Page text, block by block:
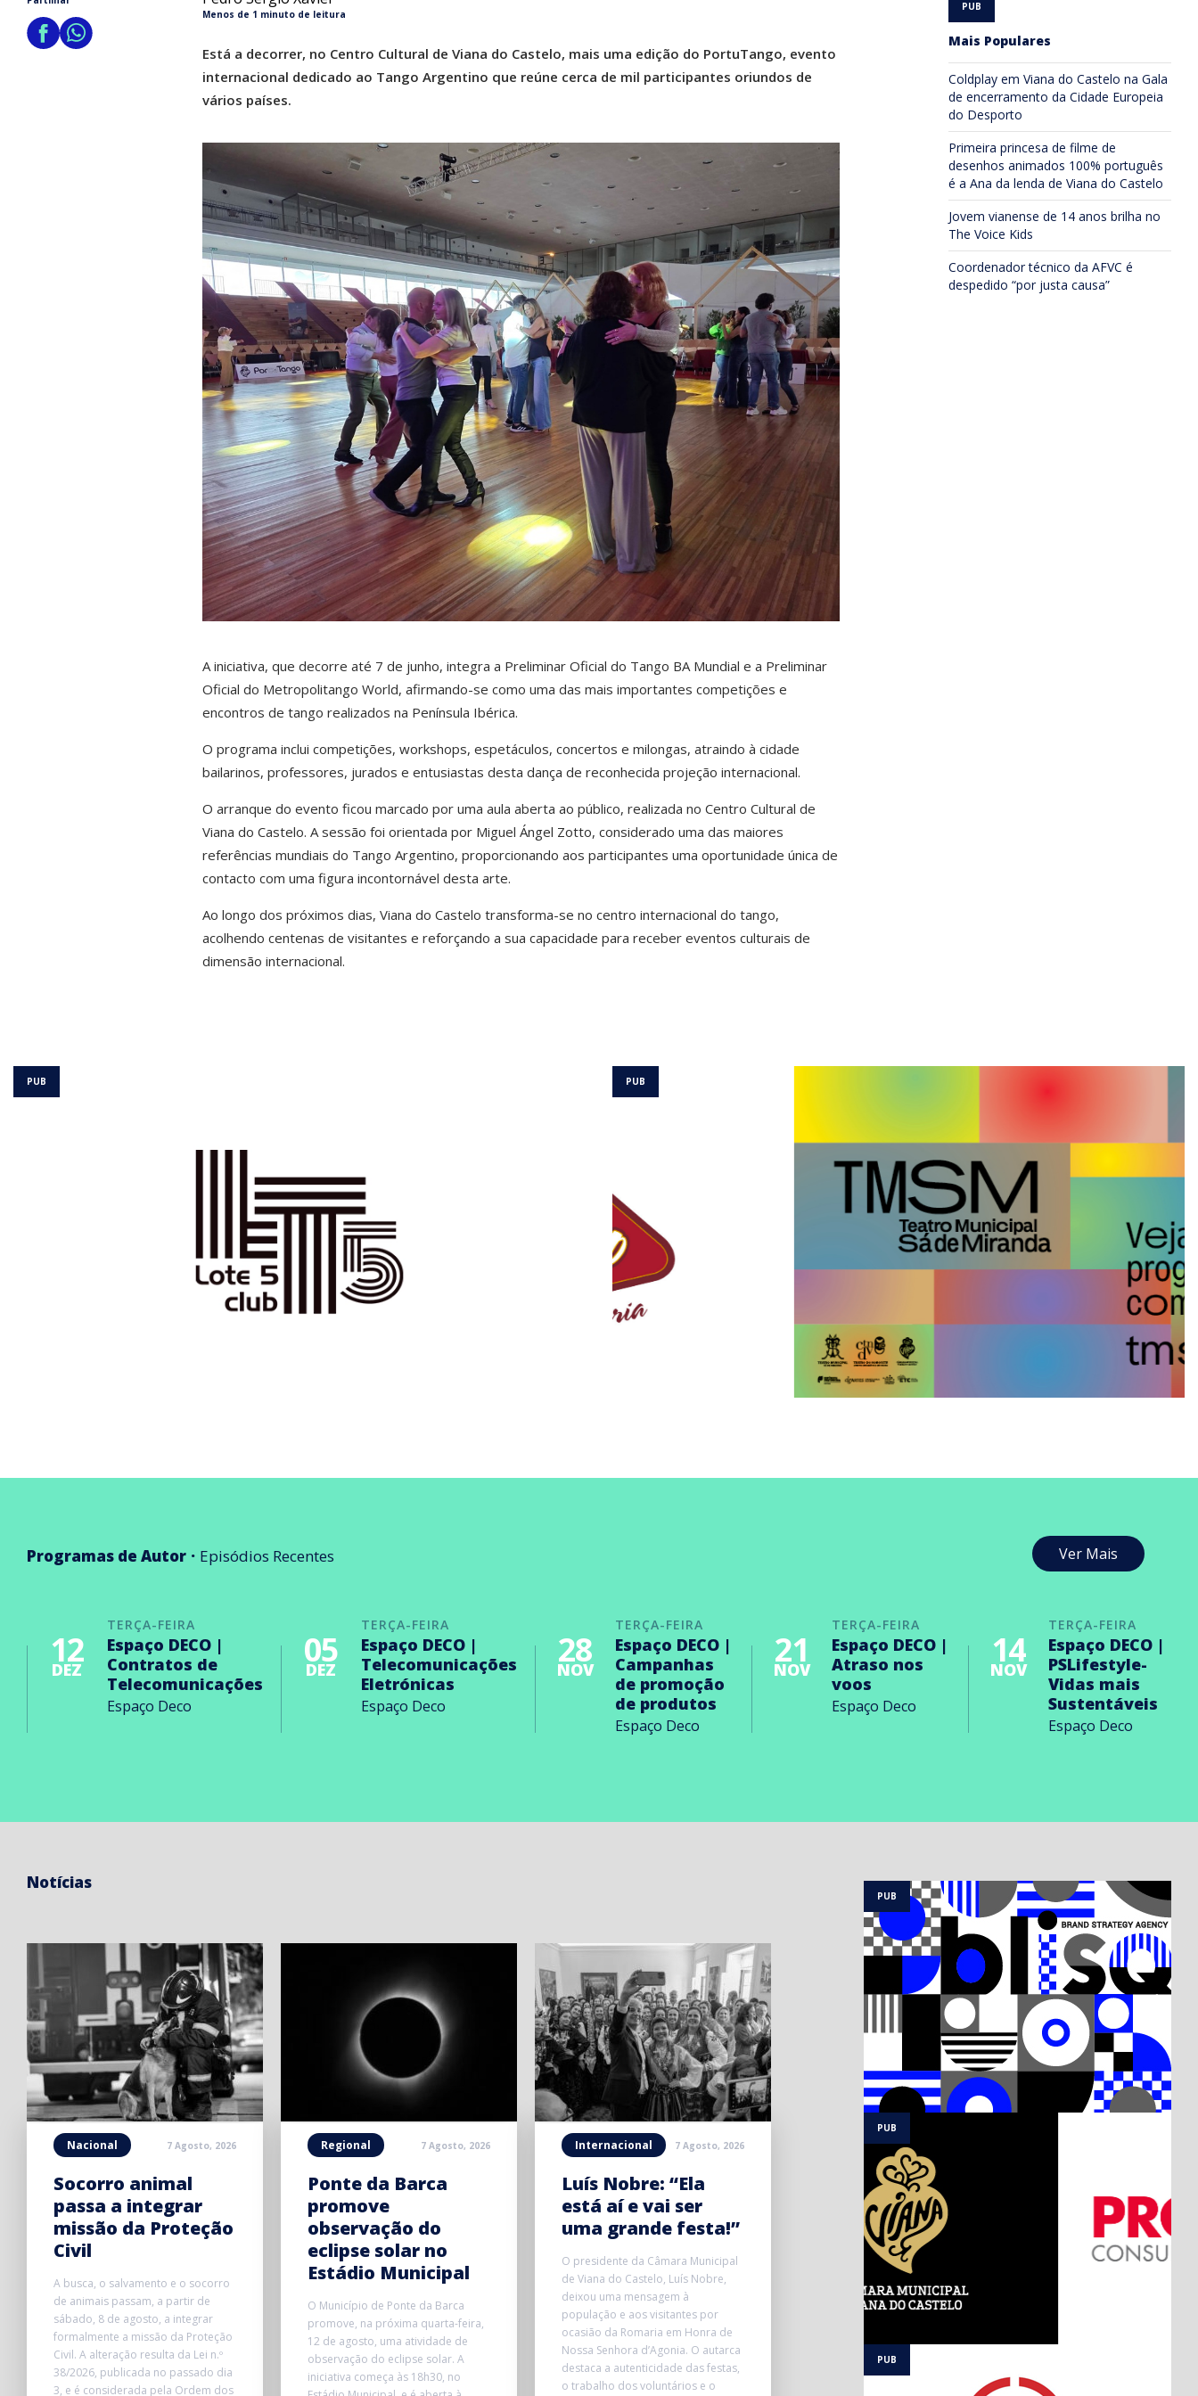
Menos de 1 minuto de leitura
Está a decorrer, no Centro Cultural de Viana do Castelo, mais uma edição do PortuTango, evento
internacional dedicado ao Tango Argentino que reúne cerca de mil participantes oriundos de
vários países.
A iniciativa, que decorre até 7 de junho, integra a Preliminar Oficial do Tango BA Mundial e a Preliminar
Oficial do Metropolitango World, afirmando-se como uma das mais importantes competições e
encontros de tango realizados na Península Ibérica.
O programa inclui competições, workshops, espetáculos, concertos e milongas, atraindo à cidade
bailarinos, professores, jurados e entusiastas desta dança de reconhecida projeção internacional.
O arranque do evento ficou marcado por uma aula aberta ao público, realizada no Centro Cultural de
Viana do Castelo. A sessão foi orientada por Miguel Ángel Zotto, considerado uma das maiores
referências mundiais do Tango Argentino, proporcionando aos participantes uma oportunidade única de
contacto com uma figura incontornável desta arte.
Ao longo dos próximos dias, Viana do Castelo transforma-se no centro internacional do tango,
acolhendo centenas de visitantes e reforçando a sua capacidade para receber eventos culturais de
dimensão internacional.
Mais Populares
Coldplay em Viana do Castelo na Gala
de encerramento da Cidade Europeia
do Desporto
Primeira princesa de filme de
desenhos animados 100% português
é a Ana da lenda de Viana do Castelo
Jovem vianense de 14 anos brilha no
The Voice Kids
Coordenador técnico da AFVC é
despedido “por justa causa”
Programas de Autor Episódios Recentes Ver Mais
TERÇA-FEIRA
12
DEZ
Espaço DECO |
Contratos de
Telecomunicações
Espaço Deco
TERÇA-FEIRA
05
DEZ
Espaço DECO |
Telecomunicações
Eletrónicas
Espaço Deco
TERÇA-FEIRA
28
NOV
Espaço DECO |
Campanhas
de promoção
de produtos
Espaço Deco
TERÇA-FEIRA
21
NOV
Espaço DECO |
Atraso nos
voos
Espaço Deco
TERÇA-FEIRA
14
NOV
Espaço DECO |
PSLifestyle-
Vidas mais
Sustentáveis
Espaço Deco
Notícias
Nacional 7 Agosto, 2026
Socorro animal
passa a integrar
missão da Proteção
Civil
A busca, o salvamento e o socorro
de animais passam, a partir de
sábado, 8 de agosto, a integrar
formalmente a missão da Proteção
Civil. A alteração resulta da Lei n.º
38/2026, publicada no passado dia
3, e é considerada pela Ordem dos
Regional 7 Agosto, 2026
Ponte da Barca
promove
observação do
eclipse solar no
Estádio Municipal
O Município de Ponte da Barca
promove, na próxima quarta-feira,
12 de agosto, uma atividade de
observação do eclipse solar. A
iniciativa começa às 18h30, no
Internacional 7 Agosto, 2026
Luís Nobre: “Ela
está aí e vai ser
uma grande festa!”
O presidente da Câmara Municipal
de Viana do Castelo, Luís Nobre,
deixou uma mensagem à
população e aos visitantes por
ocasião da Romaria em Honra de
Nossa Senhora d’Agonia. O autarca
destaca a autenticidade das festas,
o trabalho dos voluntários e o